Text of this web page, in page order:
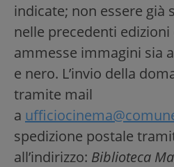
indicate; non essere già
nelle precedenti
ammesse immagini sia
e nero. L’invio della
tramite mail
a
spedizione postale
all’indirizzo: Biblioteca